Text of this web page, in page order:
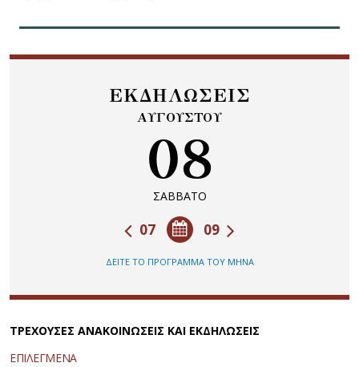
ΕΚΔΗΛΩΣΕΙΣ
ΑΥΓΟΥΣΤΟΥ
08
ΣΑΒΒΑΤΟ
09
07
ΔΕΙΤΕ ΤΟ ΠΡΟΓΡΑΜΜΑ ΤΟΥ ΜΗΝΑ
ΤΡΕΧΟΥΣΕΣ ΑΝΑΚΟΙΝΩΣΕΙΣ ΚΑΙ ΕΚΔΗΛΩΣΕΙΣ
ΕΠΙΛΕΓΜΕΝΑ